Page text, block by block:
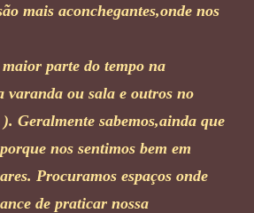
mais aconchegantes,onde nos
parte do tempo na
varanda ou sala e outros no
Geralmente sabemos,ainda que
nos sentimos bem em
Procuramos espaços onde
de praticar nossa